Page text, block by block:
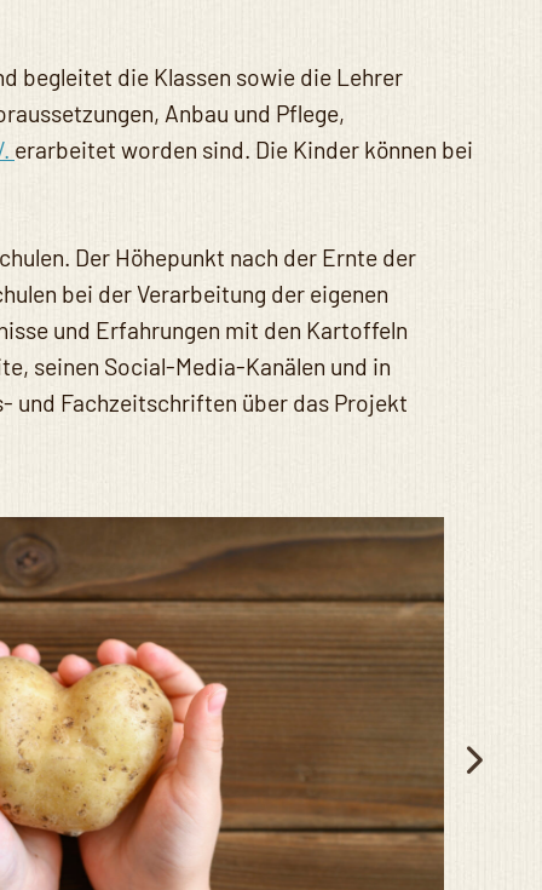
begleitet die Klassen sowie die Lehrer
Anbau und Pflege,
erarbeitet worden sind. Die Kinder können bei
Der Höhepunkt nach der Ernte der
bei der Verarbeitung der eigenen
und Erfahrungen mit den Kartoffeln
seinen Social-Media-Kanälen und in
und Fachzeitschriften über das Projekt